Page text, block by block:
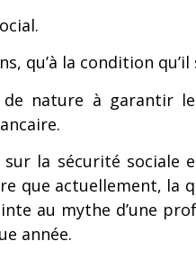
qu’à la condition
nature à garantir
la sécurité sociale
que actuellement, la
au mythe d’une
année.